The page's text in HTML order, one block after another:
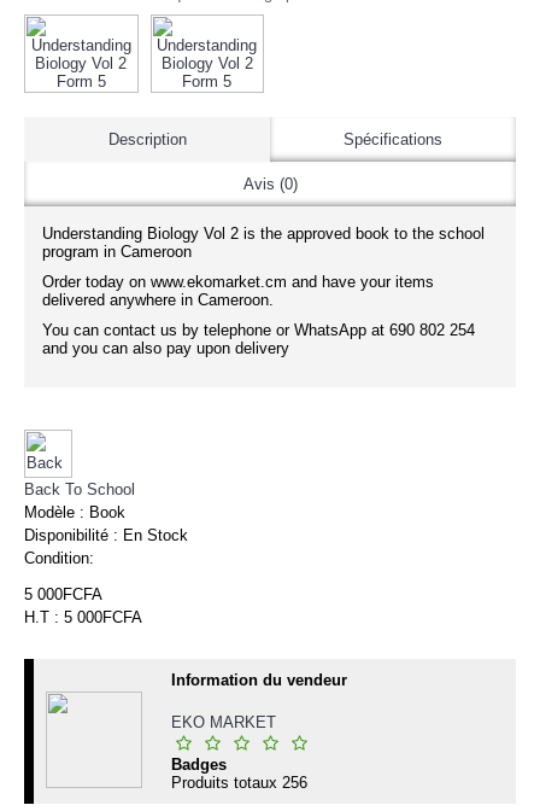
Description Spécifications
Avis (0)
Understanding Biology Vol 2 is the approved book to the school
program in Cameroon
Order today on www.ekomarket.cm and have your items
delivered anywhere in Cameroon.
You can contact us by telephone or WhatsApp at 690 802 254
and you can also pay upon delivery
Back To School
Modèle : Book
Disponibilité : En Stock
Condition:
5 000FCFA
H.T : 5 000FCFA
Information du vendeur
EKO MARKET
Badges
Produits totaux 256